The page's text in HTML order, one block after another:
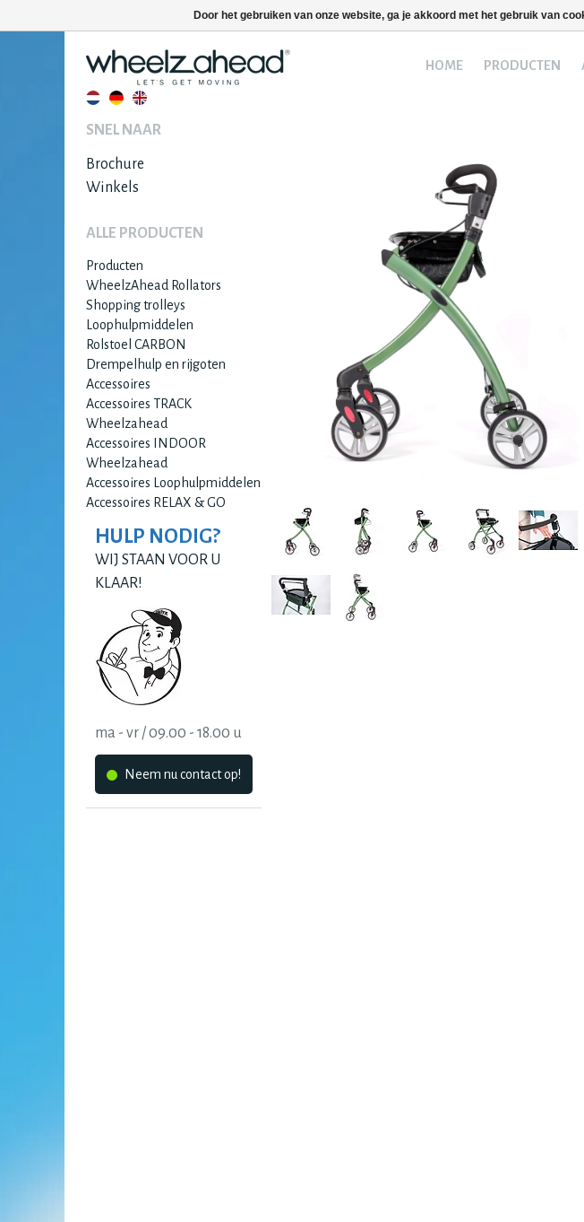
HOME PRODUCTEN
SNEL NAAR
Brochure
Winkels
ALLE PRODUCTEN
Producten
WheelzAhead Rollators
Shopping trolleys
Loophulpmiddelen
Rolstoel CARBON
Drempelhulp en rijgoten
Accessoires
Accessoires TRACK
Wheelzahead
Accessoires INDOOR
Wheelzahead
Accessoires Loophulpmiddelen
Accessoires RELAX & GO
HULP NODIG?
WIJ STAAN VOOR U
KLAAR!
ma - vr / 09.00 - 18.00 u
Neem nu contact op!
Door het gebruiken van onze website, ga je akkoord met het gebruik van